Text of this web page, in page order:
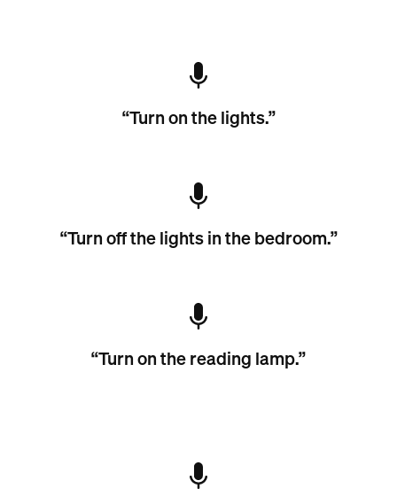
“Turn on the lights.”
“Turn off the lights in the bedroom.”
“Turn on the reading lamp.”